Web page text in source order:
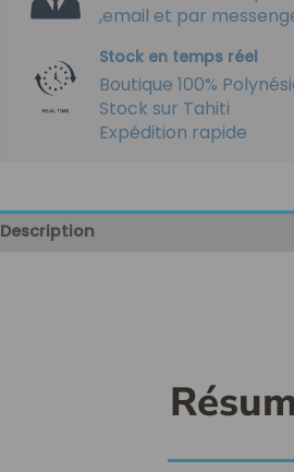
,email et par
Stock en temps réel
Boutique 100%
Stock sur Tahiti
Expédition rapide
Description